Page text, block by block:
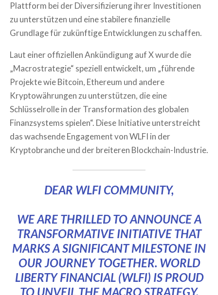
Plattform bei der Diversifizierung ihrer Investitionen
zu unterstützen und eine stabilere finanzielle
Grundlage für zukünftige Entwicklungen zu schaffen.
Laut einer offiziellen Ankündigung auf X wurde die
„Macrostrategie“ speziell entwickelt, um „führende
Projekte wie Bitcoin, Ethereum und andere
Kryptowährungen zu unterstützen, die eine
Schlüsselrolle in der Transformation des globalen
Finanzsystems spielen“. Diese Initiative unterstreicht
das wachsende Engagement von WLFI in der
Kryptobranche und der breiteren Blockchain-Industrie.
DEAR WLFI COMMUNITY,
WE ARE THRILLED TO ANNOUNCE A
TRANSFORMATIVE INITIATIVE THAT
MARKS A SIGNIFICANT MILESTONE IN
OUR JOURNEY TOGETHER. WORLD
LIBERTY FINANCIAL (WLFI) IS PROUD
TO UNVEIL THE MACRO STRATEGY,